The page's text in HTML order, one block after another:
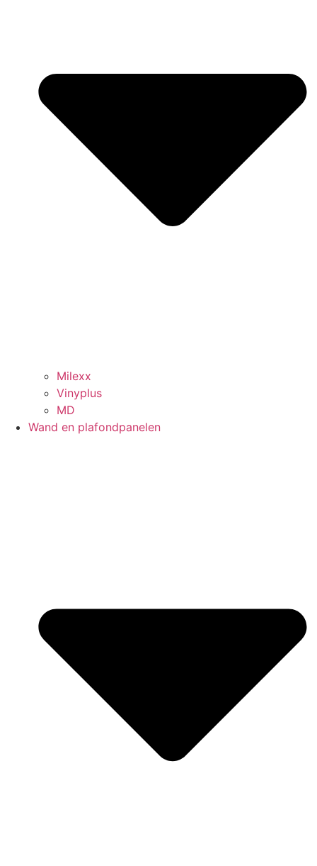
Milexx
Vinyplus
MD
Wand en plafondpanelen